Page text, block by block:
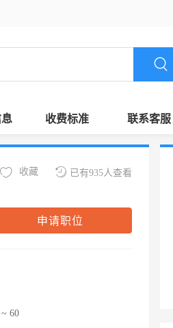
收费标准 联系客服
已有935人查看
收藏
申请职位
60